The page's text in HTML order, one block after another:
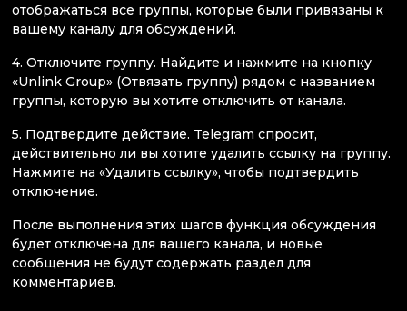
отображаться все группы, которые были привязаны к
вашему каналу для обсуждений.
4. Отключите группу. Найдите и нажмите на кнопку
«Unlink Group» (Отвязать группу) рядом с названием
группы, которую вы хотите отключить от канала.
5. Подтвердите действие. Telegram спросит,
действительно ли вы хотите удалить ссылку на группу.
Нажмите на «Удалить ссылку», чтобы подтвердить
отключение.
После выполнения этих шагов функция обсуждения
будет отключена для вашего канала, и новые
сообщения не будут содержать раздел для
комментариев.